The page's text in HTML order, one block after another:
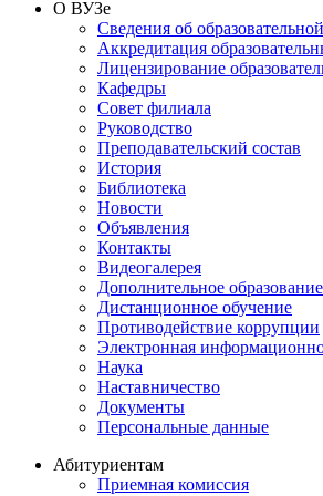
О ВУЗе
Сведения об
Аккредитация
Лицензирование
Кафедры
Совет филиала
Руководство
Преподавательский состав
История
Библиотека
Новости
Объявления
Контакты
Видеогалерея
Дополнительное образование
Дистанционное обучение
Противодействие коррупции
Электронная
Наука
Наставничество
Документы
Персональные данные
Абитуриентам
Приемная комиссия